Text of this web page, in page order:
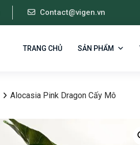
Contact@vigen.vn
TRANG CHỦ SẢN PHẨM
Alocasia Pink Dragon Cấy Mô